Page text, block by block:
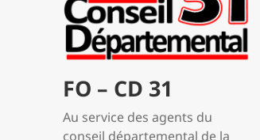
FO – CD 31
Au service des agents du
conseil départemental de la